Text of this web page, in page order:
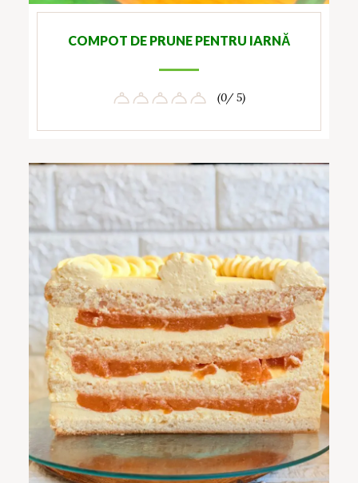
COMPOT DE PRUNE PENTRU IARNĂ
(0/ 5)